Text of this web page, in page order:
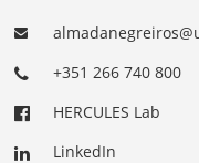
+351 266 740 800
HERCULES Lab
LinkedIn